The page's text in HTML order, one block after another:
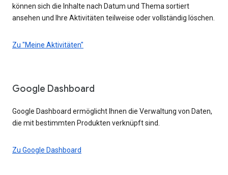
können sich die Inhalte nach Datum und Thema sortiert
ansehen und Ihre Aktivitäten teilweise oder vollständig löschen.
Zu "Meine Aktivitäten"
Google Dashboard
Google Dashboard ermöglicht Ihnen die Verwaltung von Daten,
die mit bestimmten Produkten verknüpft sind.
Zu Google Dashboard